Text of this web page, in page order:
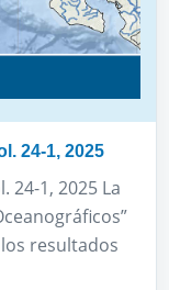
24-1, 2025
24-1, 2025 La
resultados